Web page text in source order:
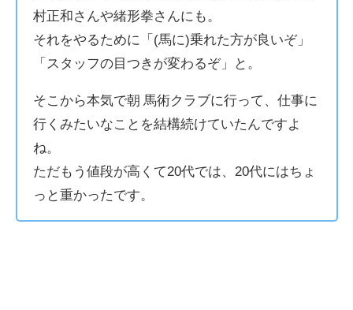
村正和さんや緒形拳さんにも。
それをやるために「(馬に)乗れた方が良いぞ」
「スタッフの目つきが変わるぞ」と。
そこから本気で朝 馬術クラブに行って、仕事に
行くみたいなことを結構続けていたんですよ
ね。
ただもう値段が高くて20代では、20代にはちょ
っと重かったです。